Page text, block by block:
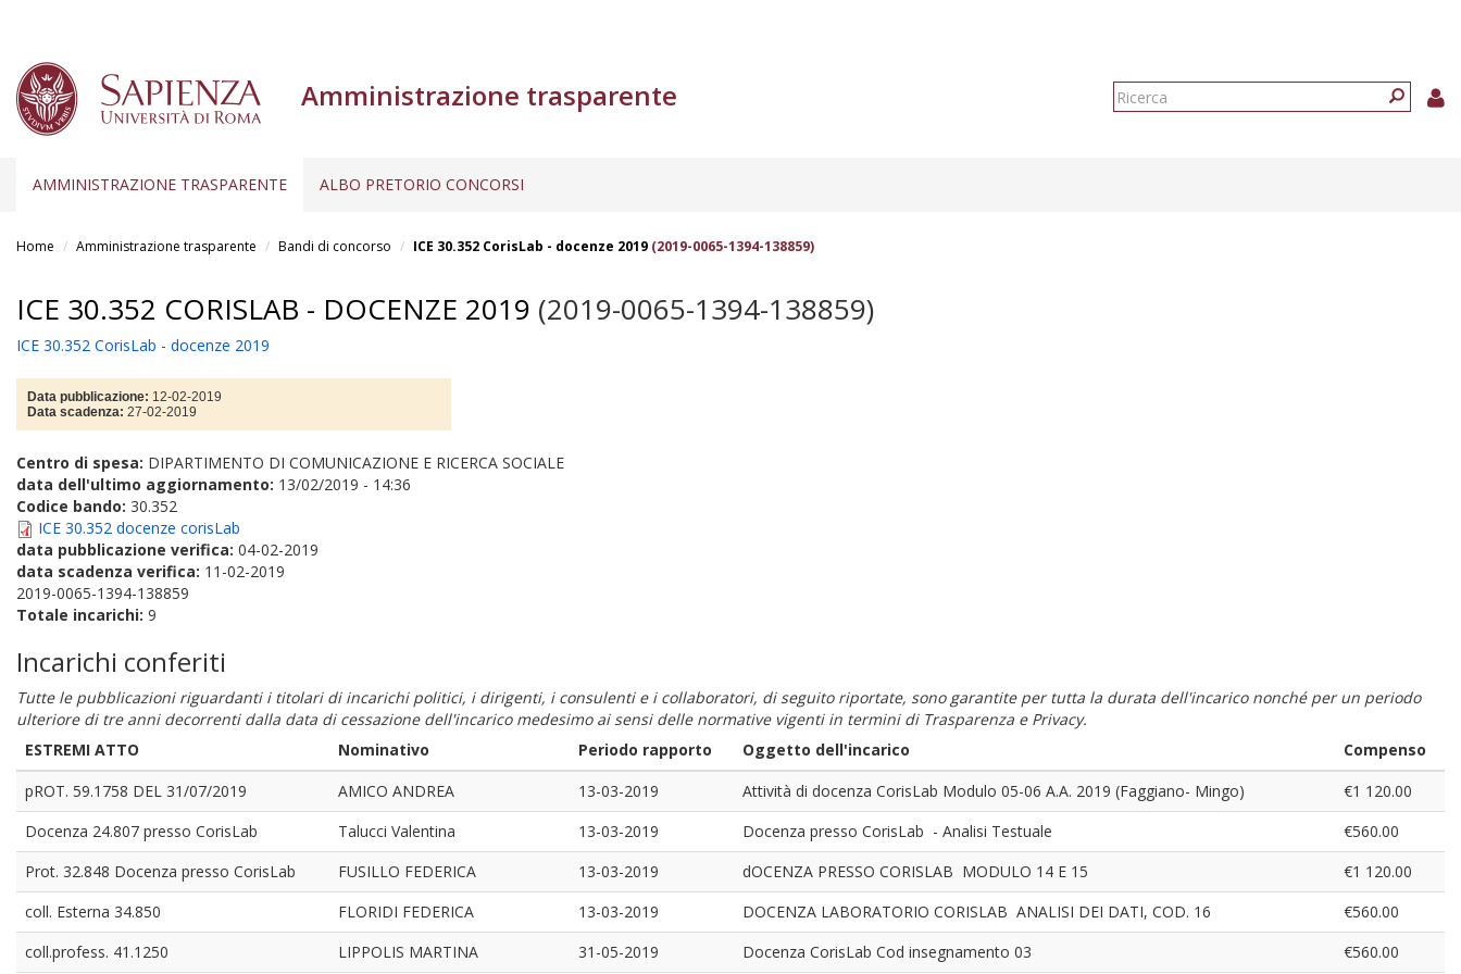
Amministrazione trasparente
Form
AMMINISTRAZIONE TRASPARENTE ALBO PRETORIO CONCORSI
Home Amministrazione trasparente Bandi di concorso ICE 30.352 CorisLab - docenze 2019 (2019-0065-1394-138859)
ICE 30.352 CORISLAB - DOCENZE 2019 (2019-0065-1394-138859)
ICE 30.352 CorisLab - docenze 2019
Data pubblicazione: 12-02-2019
Data scadenza: 27-02-2019
Centro di spesa: DIPARTIMENTO DI COMUNICAZIONE E RICERCA SOCIALE
data dell'ultimo aggiornamento: 13/02/2019 - 14:36
Codice bando: 30.352
ICE 30.352 docenze corisLab
data pubblicazione verifica: 04-02-2019
data scadenza verifica: 11-02-2019
2019-0065-1394-138859
Totale incarichi: 9
Incarichi conferiti
Tutte le pubblicazioni riguardanti i titolari di incarichi politici, i dirigenti, i consulenti e i collaboratori, di seguito riportate, sono garantite per tutta la durata dell'incarico nonché per un periodo
ulteriore di tre anni decorrenti dalla data di cessazione dell'incarico medesimo ai sensi delle normative vigenti in termini di Trasparenza e Privacy.
ESTREMI ATTO
Nominativo Periodo rapporto Oggetto dell'incarico
Compenso
pROT. 59.1758 DEL 31/07/2019
AMICO ANDREA 13-03-2019 Attività di docenza CorisLab Modulo 05-06 A.A. 2019 (Faggiano- Mingo)
€1 120.00
Docenza 24.807 presso CorisLab
Talucci Valentina 13-03-2019 Docenza presso CorisLab - Analisi Testuale
€560.00
Prot. 32.848 Docenza presso CorisLab
FUSILLO FEDERICA 13-03-2019 dOCENZA PRESSO CORISLAB MODULO 14 E 15
€1 120.00
coll. Esterna 34.850
FLORIDI FEDERICA 13-03-2019 DOCENZA LABORATORIO CORISLAB ANALISI DEI DATI, COD. 16
€560.00
coll.profess. 41.1250
LIPPOLIS MARTINA 31-05-2019 Docenza CorisLab Cod insegnamento 03 €560.00